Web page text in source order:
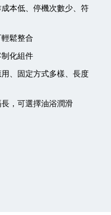
本低、停機次數少、符
鬆整合
化組件
、固定方式多樣、長度
，可選擇油浴潤滑